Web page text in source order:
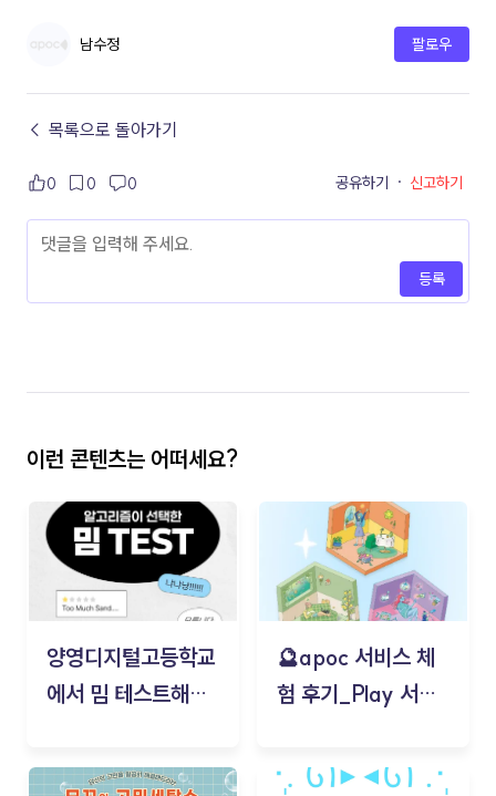
남수정 팔로우
← 목록으로 돌아가기
0 0 0 공유하기 · 신고하기
등록
이런 콘텐츠는 어떠세요?
양영디지털고등학교
에서 밈 테스트해보
🔮apoc 서비스 체
험 후기_Play 서비
김태현